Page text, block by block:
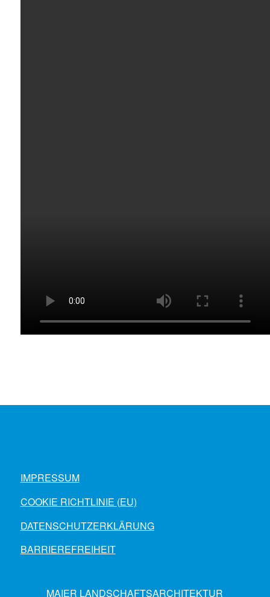
IMPRESSUM
COOKIE RICHTLINIE (EU)
DATENSCHUTZERKLÄRUNG
BARRIEREFREIHEIT
MAIER LANDSCHAFTSARCHITEKTUR